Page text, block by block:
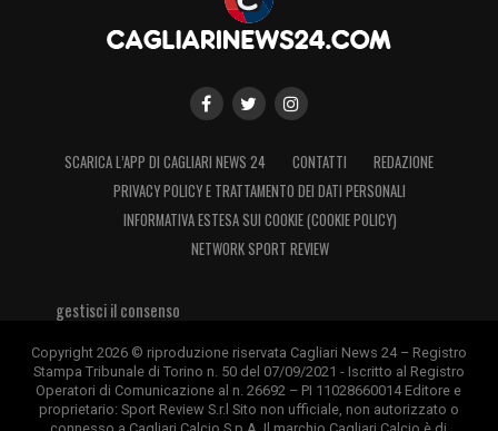
SCARICA L’APP DI CAGLIARI NEWS 24 CONTATTI
REDAZIONE
PRIVACY POLICY E TRATTAMENTO DEI DATI PERSONALI
INFORMATIVA ESTESA SUI COOKIE (COOKIE POLICY)
NETWORK SPORT REVIEW
gestisci il consenso
Copyright 2026 © riproduzione riservata Cagliari News 24 – Registro
Stampa Tribunale di Torino n. 50 del 07/09/2021 - Iscritto al Registro
Operatori di Comunicazione al n. 26692 – PI 11028660014 Editore e
proprietario: Sport Review S.r.l Sito non ufficiale, non autorizzato o